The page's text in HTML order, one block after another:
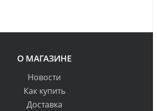
О МАГАЗИНЕ
Новости
Как купить
Доставка